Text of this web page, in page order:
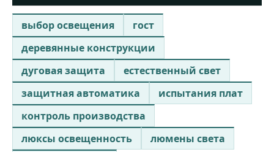
выбор освещения
гост
деревянные конструкции
дуговая защита
естественный свет
защитная автоматика
испытания плат
контроль производства
люксы освещенность
люмены света